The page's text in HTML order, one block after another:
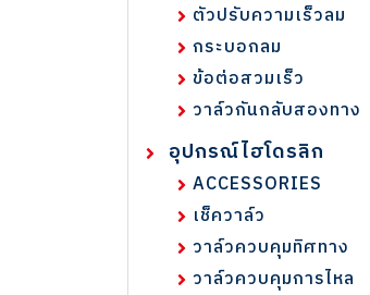
ตัวปรับความเร็วลม
กระบอกลม
ข้อต่อสวมเร็ว
วาล์วกันกลับสองทาง
อุปกรณ์ไฮโดรลิก
ACCESSORIES
เช็ควาล์ว
วาล์วควบคุมทิศทาง
วาล์วควบคุมการไหล
BQE Series